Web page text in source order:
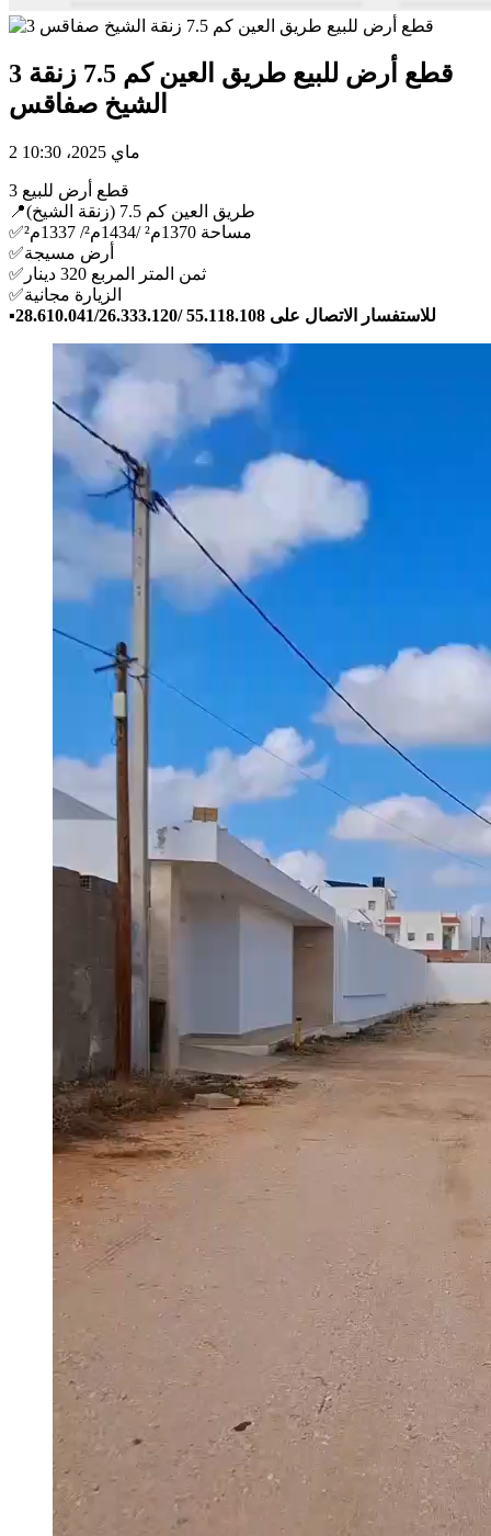
3 قطع أرض للبيع طريق العين كم 7.5 زنقة
الشيخ صفاقس
2 ماي 2025، 10:30
3 قطع أرض للبيع
📍طريق العين كم 7.5 (زنقة الشيخ)
✅️مساحة 1370م² /1434م²/ 1337م²
✅️أرض مسيجة
✅️ثمن المتر المربع 320 دينار
✅️الزيارة مجانية
▪️للاستفسار الاتصال على 55.118.108 /28.610.041/26.333.120